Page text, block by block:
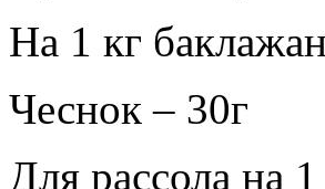
На 1 кг
Чеснок – 30г
Для рассола на